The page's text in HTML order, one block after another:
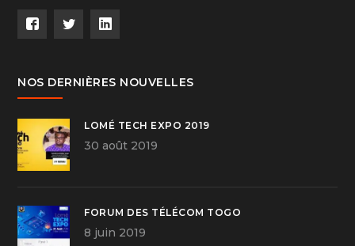
NOS DERNIÈRES NOUVELLES
LOMÉ TECH EXPO 2019
30 août 2019
FORUM DES TÉLÉCOM TOGO
8 juin 2019